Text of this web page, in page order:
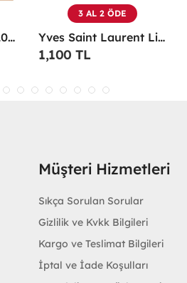
Burberry Goddess 100 ML EDP Kadın Parfümü -
3 AL 2 ÖDE
Yves Saint Laurent Libre EDP 90 Ml Kadın Parfüm - YSLL
1,100 TL
Müşteri Hizmetleri
Sıkça Sorulan Sorular
Gizlilik ve Kvkk Bilgileri
Kargo ve Teslimat Bilgileri
İptal ve İade Koşulları